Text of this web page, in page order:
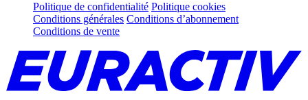
Politique de confidentialité Politique cookies
Conditions générales Conditions d’abonnement
Conditions de vente